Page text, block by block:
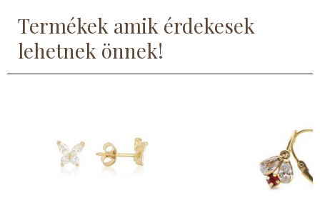
Termékek amik érdekesek
lehetnek önnek!